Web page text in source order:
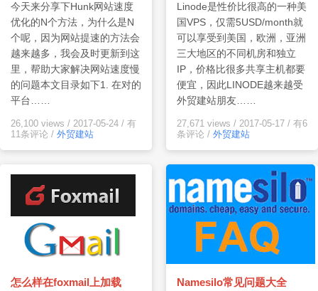
今天来分享下Hunk网站速度
优化的N个方法，为什么是N
个呢，因为网站提速的方法会
越来越多，我会及时更新到这
里，帮助大家解决网站速度慢
的问题本文目录如下1. 在对的
平台……
26,100 views / 2017-05-24 / 有
11条评论 / 外贸建站
Linode是性价比很高的一种美
国VPS，仅需5USD/month就
可以享受到美国，欧洲，亚洲
三大地区的不同机房和独立
IP，价格比很多共享主机都要
便宜，因此LINODE越来越受
外贸建站朋友……
27,671 views / 2017-05-17 / 有6
条评论 / 外贸建站
怎么样在foxmail上加载
Namesilo常见问题大全